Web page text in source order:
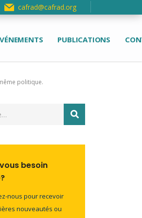
cafrad@cafrad.org
PUBLICATIONS
politique.
besoin
nous pour recevoir
nouveautés ou